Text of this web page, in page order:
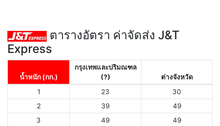
ตารางอัตรา ค่าจัดส่ง J&T
Express
น้ำหนัก (กก.)
กรุงเทพและปริมณฑล
(?)
ต่างจังหวัด
1
23
30
2
39
49
3
49
49